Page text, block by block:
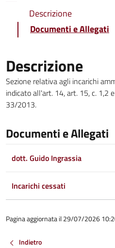
Descrizione
Documenti e Allegati
Descrizione
Sezione relativa agli incarichi
indicato all'art. 14, art. 15, c. 1,2
33/2013.
Documenti e Allegati
dott. Guido Ingrassia
Incarichi cessati
Pagina aggiornata il 29/07/2026
Indietro